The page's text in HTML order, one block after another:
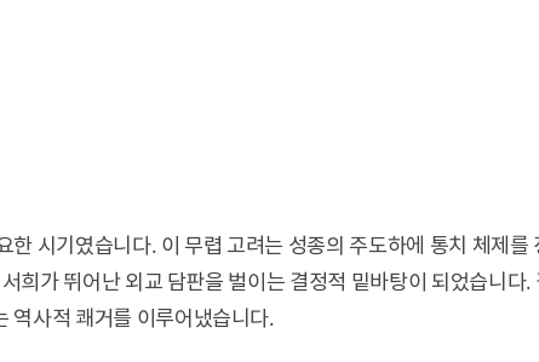
시기였습니다. 이 무렵 고려는 성종의 주도하에 통치 체제를
가 뛰어난 외교 담판을 벌이는 결정적 밑바탕이 되었습니다
역사적 쾌거를 이루어냈습니다.